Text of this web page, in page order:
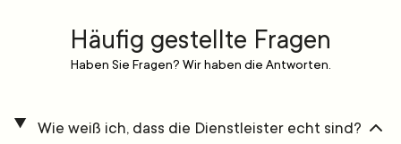
Häufig gestellte Fragen
Haben Sie Fragen? Wir haben die Antworten.
Wie weiß ich, dass die Dienstleister echt sind?